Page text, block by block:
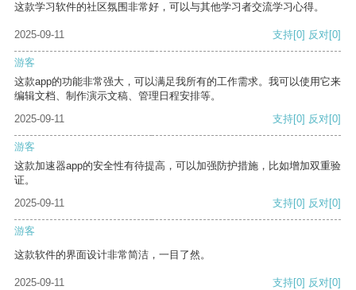
这款学习软件的社区氛围非常好，可以与其他学习者交流学习心得。
2025-09-11 支持[0] 反对[0]
游客
这款app的功能非常强大，可以满足我所有的工作需求。我可以使用它来
编辑文档、制作演示文稿、管理日程安排等。
2025-09-11
支持[0] 反对[0]
游客
这款加速器app的安全性有待提高，可以加强防护措施，比如增加双重验
证。
2025-09-11
支持[0] 反对[0]
游客
这款软件的界面设计非常简洁，一目了然。
2025-09-11 支持[0] 反对[0]